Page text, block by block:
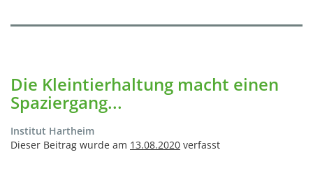
Die Kleintierhaltung macht einen
Spaziergang...
Institut Hartheim
Dieser Beitrag wurde am 13.08.2020 verfasst